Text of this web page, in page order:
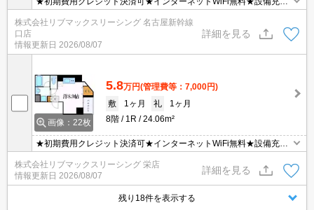
の１R♪スーパーやショッピング施設が徒歩圏内にあって便利な立地
です！ オンライン内見・WEB契約等、ご来店なしでご契約可能で
株式会社リブマックスリーシング 名古屋新幹線
口店
情報更新日 2026/08/07
詳細を見る
画像：22枚
5.8万円(管理費等：7,000円)
敷
1ヶ月 礼
1ヶ月
8階
1R 24.06m²
★初期費用クレジット決済可★インターネットWiFi無料★設備充実
の１R♪スーパーやショッピング施設が徒歩圏内にあって便利な立地
です！ オンライン内見・WEB契約等、ご来店なしでご契約可能で
す！
株式会社リブマックスリーシング 栄店
情報更新日 2026/08/07
詳細を見る
残り18件を表示する